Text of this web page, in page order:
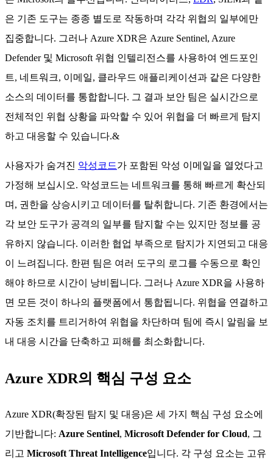
은 기존 도구는 종종 별도로 작동하며 각각 위협의 일부에만
집중합니다. 그러나 Azure XDR은 Azure Sentinel, Azure
Defender 및 Microsoft 위협 인텔리전스를 사용하여 엔드포인
트, 네트워크, 이메일, 클라우드 애플리케이션과 같은 다양한
소스의 데이터를 통합합니다. 그 결과 보안 팀은 실시간으로
전체적인 위협 상황을 파악할 수 있어 위협을 더 빠르게 탐지
하고 대응할 수 있습니다.&
사용자가 숨겨진 악성코드가 포함된 악성 이메일을 열었다고
가정해 보십시오. 악성코드는 네트워크를 통해 빠르게 확산되
며, 권한을 상승시키고 데이터를 탈취합니다. 기존 환경에서는
각 보안 도구가 공격의 일부를 탐지할 수는 있지만 정보를 공
유하지 않습니다. 이러한 협업 부족으로 탐지가 지연되고 대응
이 느려집니다. 한편 팀은 여러 도구의 로그를 수동으로 확인
해야 하므로 시간이 낭비됩니다. 그러나 Azure XDR을 사용하
면 모든 것이 하나의 플랫폼에서 통합됩니다. 위협을 연결하고
자동 조치를 트리거하여 위협을 차단하며 팀에 즉시 알림을 보
내 대응 시간을 단축하고 피해를 최소화합니다.
Azure XDR의 핵심 구성 요소
Azure XDR(확장된 탐지 및 대응)은 세 가지 핵심 구성 요소에
기반합니다: Azure Sentinel, Microsoft Defender for Cloud, 그
리고 Microsoft Threat Intelligence입니다. 각 구성 요소는 고유